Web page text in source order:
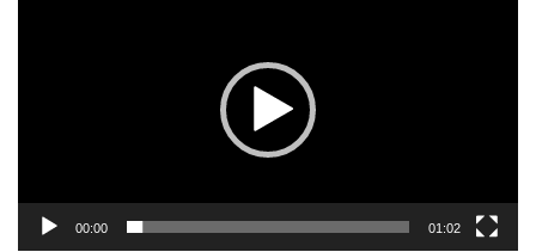
00:00 01:02